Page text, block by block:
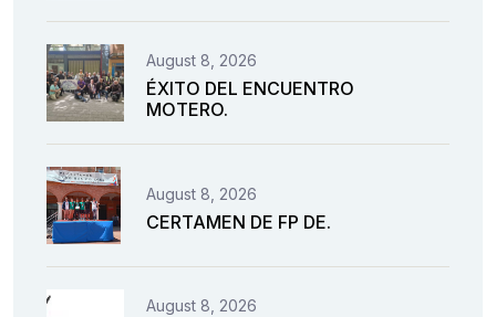
August 8, 2026
ÉXITO DEL ENCUENTRO
MOTERO.
August 8, 2026
CERTAMEN DE FP DE.
August 8, 2026